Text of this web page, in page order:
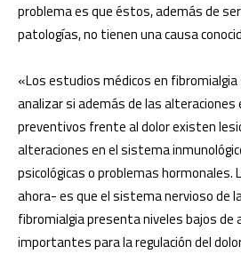
problema es que éstos, además de
patologías, no tienen una causa
«Los estudios médicos en
analizar si además de las alteraciones
preventivos frente al dolor existen
alteraciones en el sistema
psicológicas o problemas
ahora- es que el sistema nervioso de
fibromialgia presenta niveles bajos de
importantes para la regulación del